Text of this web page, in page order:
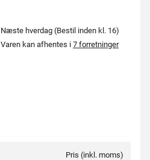
Næste hverdag (Bestil inden kl. 16)
Varen kan afhentes i 7 forretninger
Pris (inkl. moms)